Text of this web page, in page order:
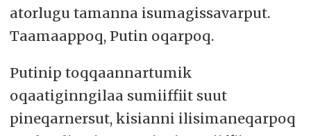
atorlugu tamanna isumagissavarput.
Taamaappoq, Putin oqarpoq.
Putinip toqqaannartumik
oqaatiginngilaa sumiiffiit suut
pineqarnersut, kisianni ilisimaneqarpoq